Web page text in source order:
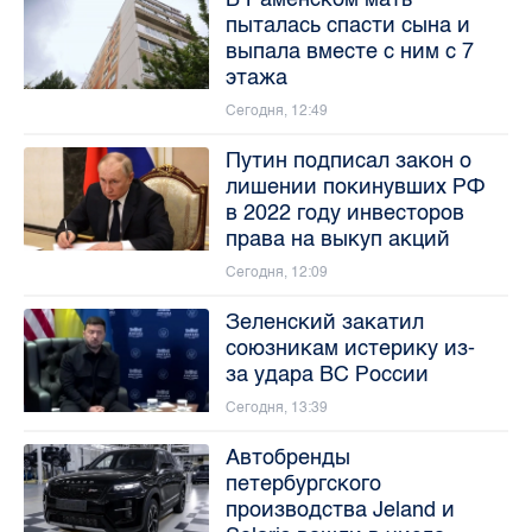
пыталась спасти сына и
выпала вместе с ним с 7
этажа
Сегодня, 12:49
Путин подписал закон о
лишении покинувших РФ
в 2022 году инвесторов
права на выкуп акций
Сегодня, 12:09
Зеленский закатил
союзникам истерику из-
за удара ВС России
Сегодня, 13:39
Автобренды
петербургского
производства Jeland и